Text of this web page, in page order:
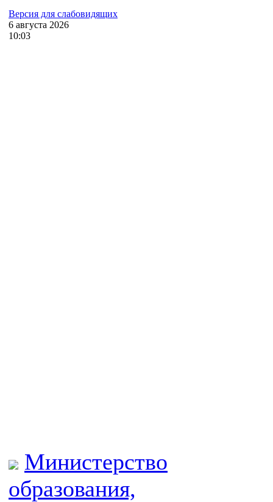
Версия для слабовидящих
6 августа 2026
10:03
Министерство
образования,